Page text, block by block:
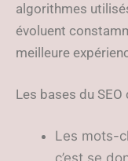
algorithmes
évoluent
meilleure
Les bases du
Les mots-
c’est se